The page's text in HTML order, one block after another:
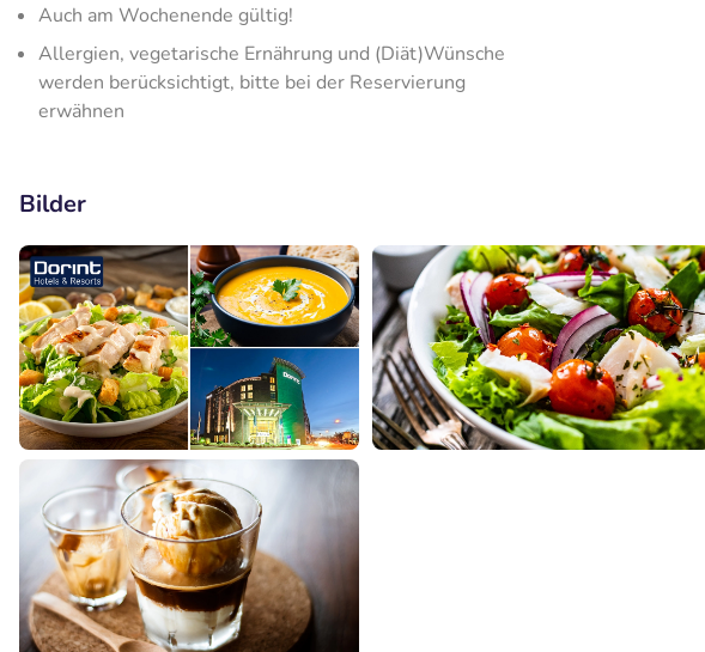
Auch am Wochenende gültig!
Allergien, vegetarische Ernährung und (Diät)Wünsche
werden berücksichtigt, bitte bei der Reservierung
erwähnen
Bilder